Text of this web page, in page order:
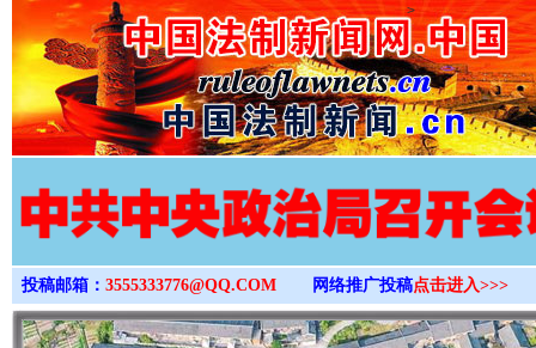
>
投稿邮箱： 3555333776@QQ.COM 网络推广投稿点击进入>>>